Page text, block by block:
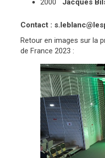
2000 Jacques
Contact :
Retour en images sur la
de France 2023 :